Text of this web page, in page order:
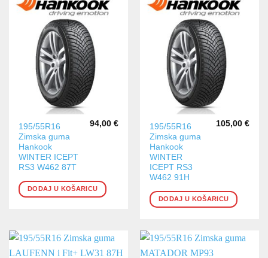
195/55R16
Zimska guma
Hankook
WINTER ICEPT
RS3 W462 87T
94,00 €
DODAJ U KOŠARICU
195/55R16
Zimska guma
Hankook
WINTER
ICEPT RS3
W462 91H
105,00 €
DODAJ U KOŠARICU